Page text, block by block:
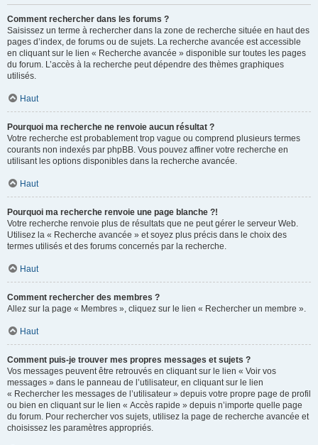
Comment rechercher dans les forums ?
Saisissez un terme à rechercher dans la zone de recherche située en haut des
pages d’index, de forums ou de sujets. La recherche avancée est accessible
en cliquant sur le lien « Recherche avancée » disponible sur toutes les pages
du forum. L’accès à la recherche peut dépendre des thèmes graphiques
utilisés.
Haut
Pourquoi ma recherche ne renvoie aucun résultat ?
Votre recherche est probablement trop vague ou comprend plusieurs termes
courants non indexés par phpBB. Vous pouvez affiner votre recherche en
utilisant les options disponibles dans la recherche avancée.
Haut
Pourquoi ma recherche renvoie une page blanche ?!
Votre recherche renvoie plus de résultats que ne peut gérer le serveur Web.
Utilisez la « Recherche avancée » et soyez plus précis dans le choix des
termes utilisés et des forums concernés par la recherche.
Haut
Comment rechercher des membres ?
Allez sur la page « Membres », cliquez sur le lien « Rechercher un membre ».
Haut
Comment puis-je trouver mes propres messages et sujets ?
Vos messages peuvent être retrouvés en cliquant sur le lien « Voir vos
messages » dans le panneau de l’utilisateur, en cliquant sur le lien
« Rechercher les messages de l’utilisateur » depuis votre propre page de profil
ou bien en cliquant sur le lien « Accès rapide » depuis n’importe quelle page
du forum. Pour rechercher vos sujets, utilisez la page de recherche avancée et
choisissez les paramètres appropriés.